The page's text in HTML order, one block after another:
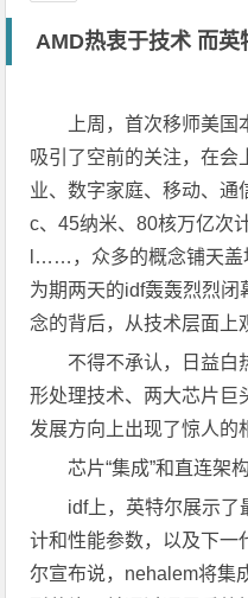
AMD热衷于技术 而英
上周，首次移师美
吸引了空前的关注，在会
业、数字家庭、移动、通
c、45纳米、80核万亿次
l……，众多的概念铺天盖
为期两天的idf轰轰烈烈
念的背后，从技术层面上
不得不承认，日益白
形处理技术、两大芯片巨
发展方向上出现了惊人的
芯片“集成”和直连架
idf上，英特尔展示了
计和性能参数，以及下一
尔宣布说，nehalem将集